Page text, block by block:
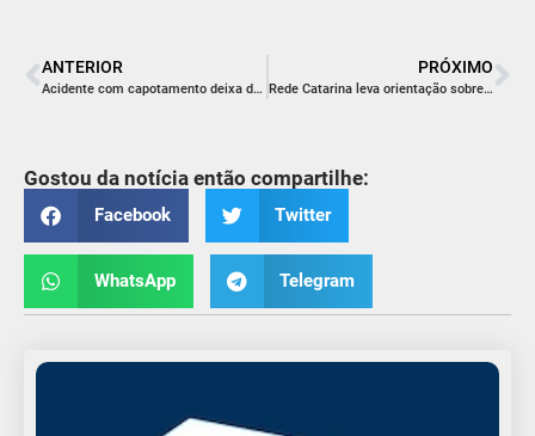
ANTERIOR
Acidente com capotamento deixa dois feridos em Turvo
PRÓXIMO
Rede Catarina leva orientação sobre violência doméstica a ação social em parceria com acadêmicos de Direito
Gostou da notícia então compartilhe:
Facebook Twitter
WhatsApp Telegram